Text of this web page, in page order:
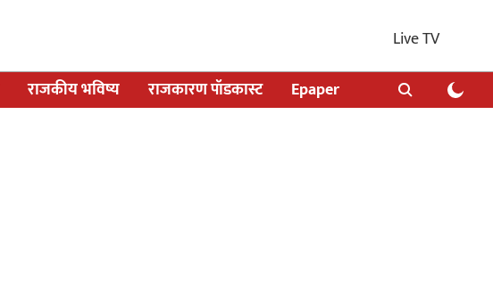
Live TV
राजकीय भविष्य राजकारण पॉडकास्ट Epaper